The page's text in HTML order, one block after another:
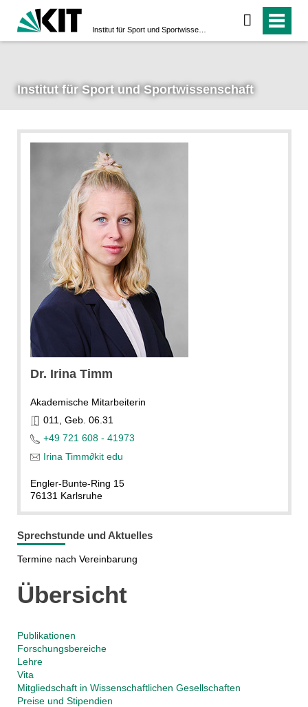
Institut für Sport und Sportwissenschaft
Dr. Irina Timm
Akademische Mitarbeiterin
011, Geb. 06.31
+49 721 608 - 41973
Irina Timm∂kit edu
Engler-Bunte-Ring 15
76131 Karlsruhe
Sprechstunde und Aktuelles
Termine nach Vereinbarung
Übersicht
Publikationen
Forschungsbereiche
Lehre
Vita
Mitgliedschaft in Wissenschaftlichen Gesellschaften
Preise und Stipendien